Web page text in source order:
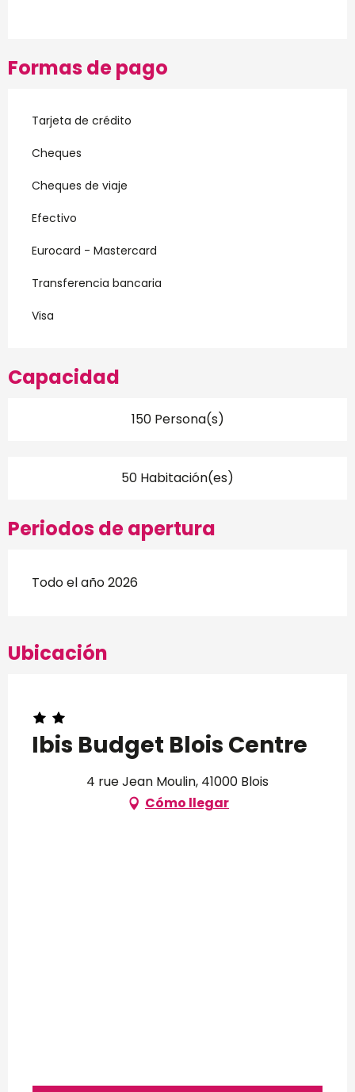
Formas de pago
Tarjeta de crédito
Cheques
Cheques de viaje
Efectivo
Eurocard - Mastercard
Transferencia bancaria
Visa
Capacidad
150 Persona(s)
50 Habitación(es)
Periodos de apertura
Todo el año 2026
Ubicación
Ibis Budget Blois Centre
4 rue Jean Moulin, 41000 Blois
Cómo llegar